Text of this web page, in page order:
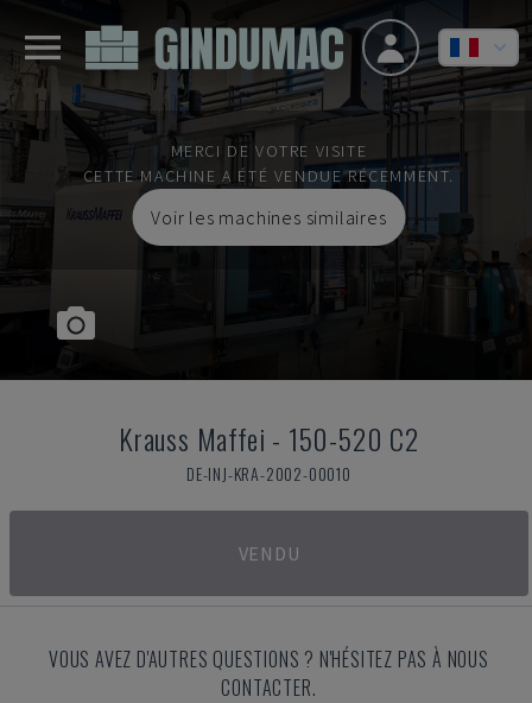
MERCI DE VOTRE VISITE
CETTE MACHINE A ÉTÉ VENDUE RÉCEMMENT.
Voir les machines similaires
Krauss Maffei - 150-520 C2
DE-INJ-KRA-2002-00010
VENDU
VOUS AVEZ D'AUTRES QUESTIONS ? N'HÉSITEZ PAS À NOUS
CONTACTER.